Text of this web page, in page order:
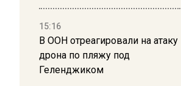
15:16
В ООН отреагировали на атаку
дрона по пляжу под
Геленджиком